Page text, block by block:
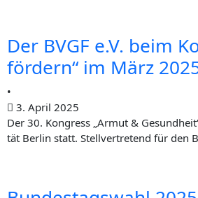
Der BVGF e.V. beim
för­dern“ im März
•
3. April 2025
Der 30. Kon­gress „Armut &
tät Ber­lin statt. Stell­ver­tre­tend für den